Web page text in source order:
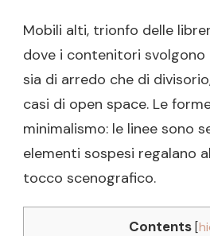
Mobili alti, trionfo delle
dove i contenitori svolgono
sia di arredo che di
casi di open space. Le
minimalismo: le linee sono
elementi sospesi regalano
tocco scenografico.
Contents [